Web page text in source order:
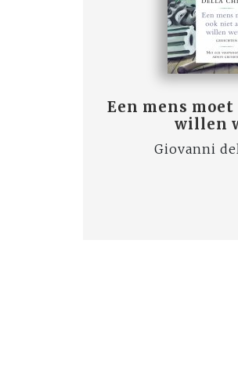
Een mens
willen
Giovanni